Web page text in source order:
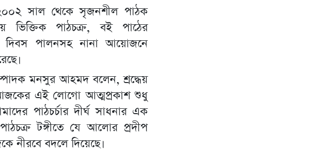
২০০২ সাল থেকে সৃজনশীল পাঠক
পাঠচক্র, বই পাঠের
দিবস পালনসহ নানা আয়োজনে
মনসুর আহমদ বলেন, শ্রদ্ধেয়
আজকের এই লোগো আত্মপ্রকাশ শুধু
পাঠচর্চার দীর্ঘ সাধনার এক
টঙ্গীতে যে আলোর প্রদীপ
নীরবে বদলে দিয়েছে।